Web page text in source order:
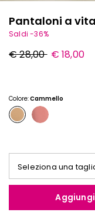
Pantaloni a
Saldi -36%
Prezzo
originale
€ 28,00 Nuovo
prezzo
€ 18,00
Colore:Cammello
Seleziona una